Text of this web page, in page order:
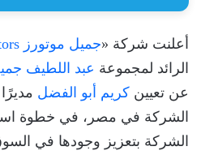
أعلنت شركة «جميل موتورز Jameel Motors
الرائد لمجموعة عبد اللطيف
عن تعيين كريم أبو الفضل
الشركة في مصر، في خطوة
الشركة بتعزيز وجودها في